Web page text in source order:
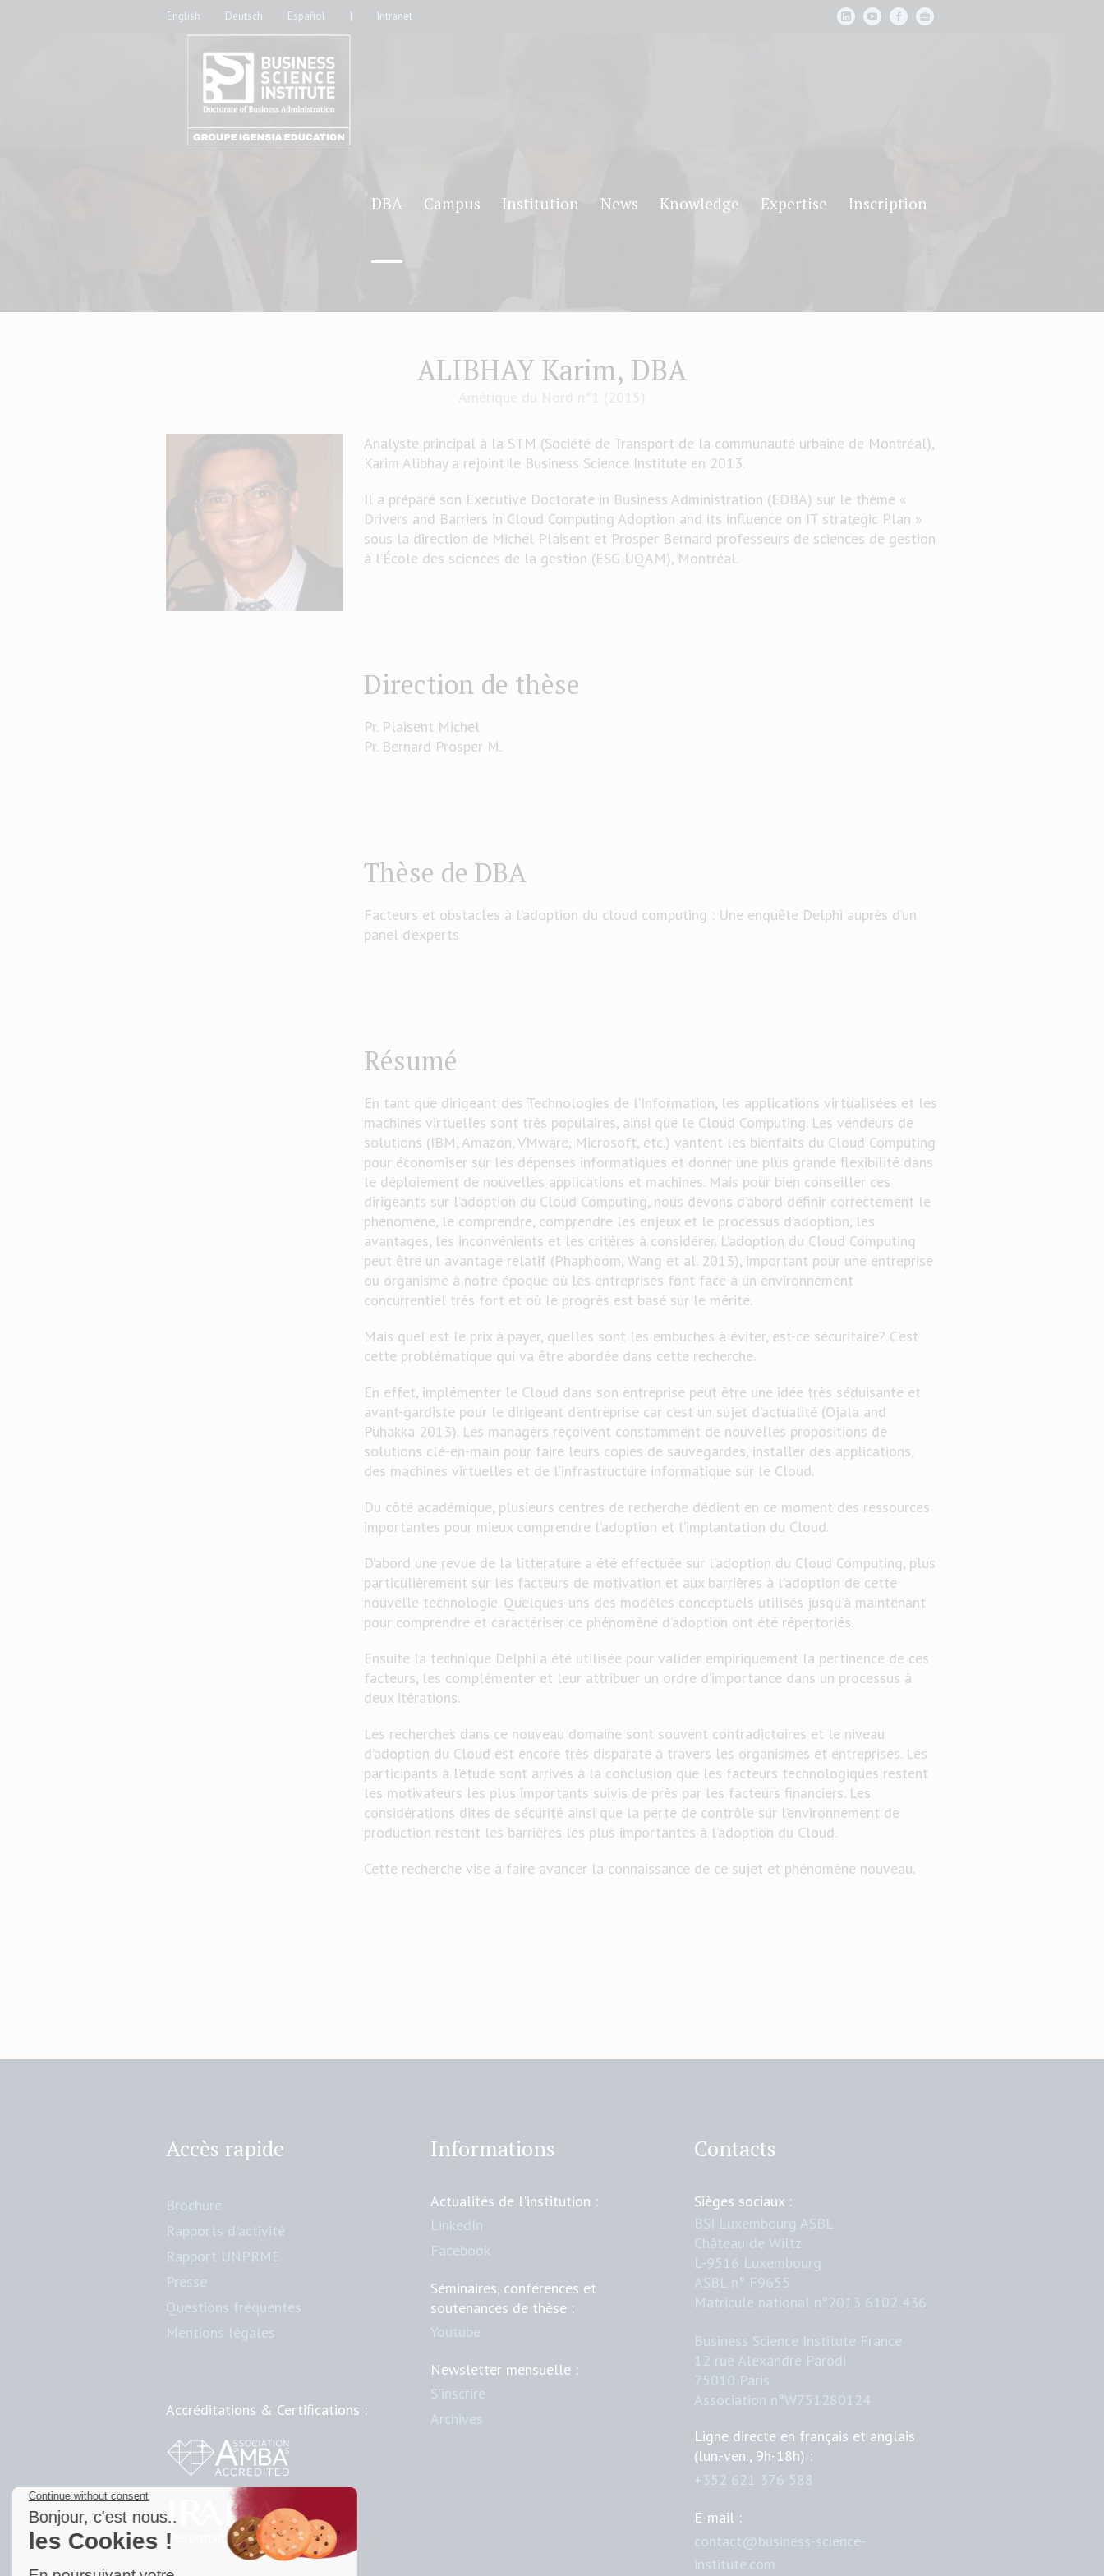
English Deutsch Español | Intranet
DBA Campus Institution News Knowledge Expertise Inscription
ALIBHAY Karim, DBA
Analyste principal à la STM (Société de Transport de la communauté urbaine de Montréal),
Karim Alibhay a rejoint le Business Science Institute en 2013.
Il a préparé son Executive Doctorate in Business Administration (EDBA) sur le thème «
Drivers and Barriers in Cloud Computing Adoption and its influence on IT strategic Plan »
sous la direction de Michel Plaisent et Prosper Bernard professeurs de sciences de gestion
à l’École des sciences de la gestion (ESG UQAM), Montréal.
Direction de thèse
Pr. Plaisent Michel
Pr. Bernard Prosper M.
Thèse de DBA
Facteurs et obstacles à l’adoption du cloud computing : Une enquête Delphi auprès d’un
panel d’experts
Résumé
En tant que dirigeant des Technologies de l’Information, les applications virtualisées et les
machines virtuelles sont très populaires, ainsi que le Cloud Computing. Les vendeurs de
solutions (IBM, Amazon, VMware, Microsoft, etc.) vantent les bienfaits du Cloud Computing
pour économiser sur les dépenses informatiques et donner une plus grande flexibilité dans
le déploiement de nouvelles applications et machines. Mais pour bien conseiller ces
dirigeants sur l’adoption du Cloud Computing, nous devons d’abord définir correctement le
phénomène, le comprendre, comprendre les enjeux et le processus d’adoption, les
avantages, les inconvénients et les critères à considérer. L’adoption du Cloud Computing
peut être un avantage relatif (Phaphoom, Wang et al. 2013), important pour une entreprise
ou organisme à notre époque où les entreprises font face à un environnement
concurrentiel très fort et où le progrès est basé sur le mérite.
Mais quel est le prix à payer, quelles sont les embuches à éviter, est-ce sécuritaire? C’est
cette problématique qui va être abordée dans cette recherche.
En effet, implémenter le Cloud dans son entreprise peut être une idée très séduisante et
avant-gardiste pour le dirigeant d’entreprise car c’est un sujet d’actualité (Ojala and
Puhakka 2013). Les managers reçoivent constamment de nouvelles propositions de
solutions clé-en-main pour faire leurs copies de sauvegardes, installer des applications,
des machines virtuelles et de l’infrastructure informatique sur le Cloud.
Du côté académique, plusieurs centres de recherche dédient en ce moment des ressources
importantes pour mieux comprendre l’adoption et l’implantation du Cloud.
D’abord une revue de la littérature a été effectuée sur l’adoption du Cloud Computing, plus
particulièrement sur les facteurs de motivation et aux barrières à l’adoption de cette
nouvelle technologie. Quelques-uns des modèles conceptuels utilisés jusqu’à maintenant
pour comprendre et caractériser ce phénomène d’adoption ont été répertoriés.
Ensuite la technique Delphi a été utilisée pour valider empiriquement la pertinence de ces
facteurs, les complémenter et leur attribuer un ordre d’importance dans un processus à
deux itérations.
Les recherches dans ce nouveau domaine sont souvent contradictoires et le niveau
d’adoption du Cloud est encore très disparate à travers les organismes et entreprises. Les
participants à l’étude sont arrivés à la conclusion que les facteurs technologiques restent
les motivateurs les plus importants suivis de près par les facteurs financiers. Les
considérations dites de sécurité ainsi que la perte de contrôle sur l’environnement de
production restent les barrières les plus importantes à l’adoption du Cloud.
Cette recherche vise à faire avancer la connaissance de ce sujet et phénomène nouveau.
Accès rapide
Brochure
Rapports d'activité
Rapport UNPRME
Presse
Questions fréquentes
Mentions légales
Accréditations & Certifications :
Responsible Doctoral School
Informations
Actualités de l'institution :
LinkedIn
Facebook
Séminaires, conférences et
soutenances de thèse :
Youtube
Newsletter mensuelle :
S'inscrire
Archives
Contacts
Sièges sociaux :
BSI Luxembourg ASBL
Château de Wiltz
L-9516 Luxembourg
ASBL n° F9655
Matricule national n°2013 6102 436
Business Science Institute France
12 rue Alexandre Parodi
75010 Paris
Association n°W751280124
Ligne directe en français et anglais
(lun.-ven., 9h-18h) :
+352 621 376 588
E-mail :
contact@business-science-
institute.com